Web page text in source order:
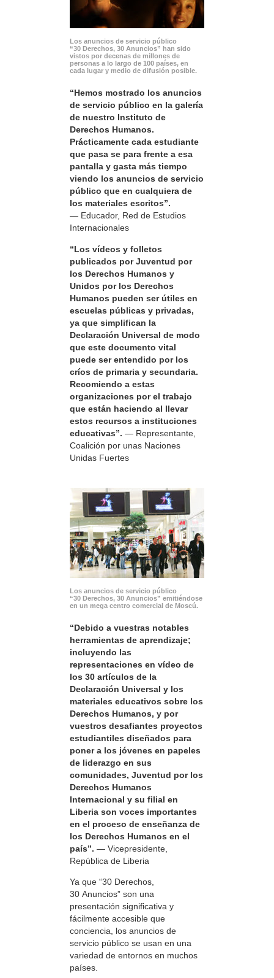
Los anuncios de servicio público
“30 Derechos, 30 Anuncios” han sido
vistos por decenas de millones de
personas a lo largo de 100 países, en
cada lugar y medio de difusión posible.
“Hemos mostrado los anuncios
de servicio público en la galería
de nuestro Instituto de
Derechos Humanos.
Prácticamente cada estudiante
que pasa se para frente a esa
pantalla y gasta más tiempo
viendo los anuncios de servicio
público que en cualquiera de
los materiales escritos”.
— Educador, Red de Estudios
Internacionales
“Los vídeos y folletos
publicados por Juventud por
los Derechos Humanos y
Unidos por los Derechos
Humanos pueden ser útiles en
escuelas públicas y privadas,
ya que simplifican la
Declaración Universal de modo
que este documento vital
puede ser entendido por los
críos de primaria y secundaria.
Recomiendo a estas
organizaciones por el trabajo
que están haciendo al llevar
estos recursos a instituciones
educativas”. — Representante,
Coalición por unas Naciones
Unidas Fuertes
Los anuncios de servicio público
“30 Derechos, 30 Anuncios” emitiéndose
en un mega centro comercial de Moscú.
“Debido a vuestras notables
herramientas de aprendizaje;
incluyendo las
representaciones en vídeo de
los 30 artículos de la
Declaración Universal y los
materiales educativos sobre los
Derechos Humanos, y por
vuestros desafiantes proyectos
estudiantiles diseñados para
poner a los jóvenes en papeles
de liderazgo en sus
comunidades, Juventud por los
Derechos Humanos
Internacional y su filial en
Liberia son voces importantes
en el proceso de enseñanza de
los Derechos Humanos en el
país”. — Vicepresidente,
República de Liberia
Ya que “30 Derechos,
30 Anuncios” son una
presentación significativa y
fácilmente accesible que
conciencia, los anuncios de
servicio público se usan en una
variedad de entornos en muchos
países.